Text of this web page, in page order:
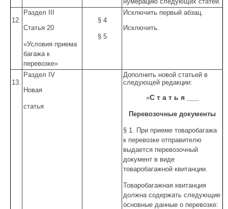
12.
Раздел III
Статья 20
«Условия приема
багажа к
перевозке»
§ 4
§ 5
Исключить первый абзац.
Исключить.
13.
Раздел IV
Новая
статья
Дополнить новой статьей в
следующей редакции:
«С т а т ь я ___
Перевозочные документы
§ 1. При приеме товаробагажа
к перевозке отправителю
выдается перевозочный
документ в виде
товаробагажной квитанции.
Товаробагажная квитанция
должна содержать следующие
основные данные о перевозке: